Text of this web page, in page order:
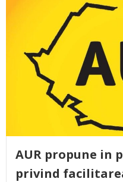
AUR propune in
privind